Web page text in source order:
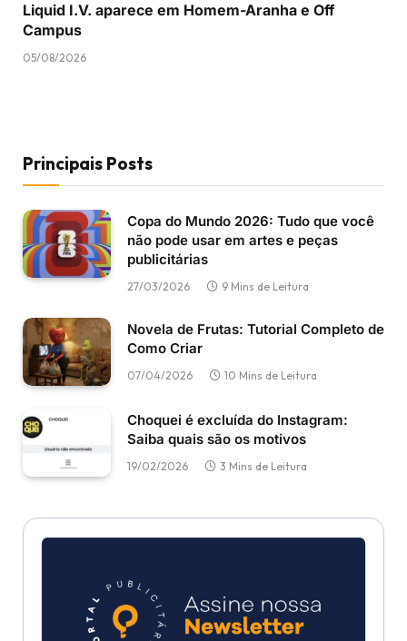
Liquid I.V. aparece em Homem-Aranha e Off
Campus
05/08/2026
Principais Posts
Copa do Mundo 2026: Tudo que você
não pode usar em artes e peças
publicitárias
27/03/2026 9 Mins de Leitura
Novela de Frutas: Tutorial Completo de
Como Criar
07/04/2026 10 Mins de Leitura
Choquei é excluída do Instagram:
Saiba quais são os motivos
19/02/2026 3 Mins de Leitura